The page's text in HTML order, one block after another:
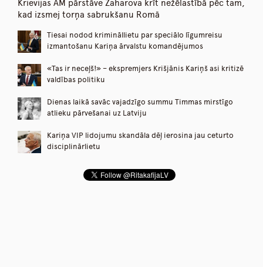
Krievijas ĀM pārstāve Zaharova krīt nežēlastībā pēc tam,
kad izsmej torņa sabrukšanu Romā
Tiesai nodod krimināllietu par speciālo līgumreisu
izmantošanu Kariņa ārvalstu komandējumos
«Tas ir neceļš!» – ekspremjers Krišjānis Kariņš asi kritizē
valdības politiku
Dienas laikā savāc vajadzīgo summu Timmas mirstīgo
atlieku pārvešanai uz Latviju
Kariņa VIP lidojumu skandāla dēļ ierosina jau ceturto
disciplinārlietu